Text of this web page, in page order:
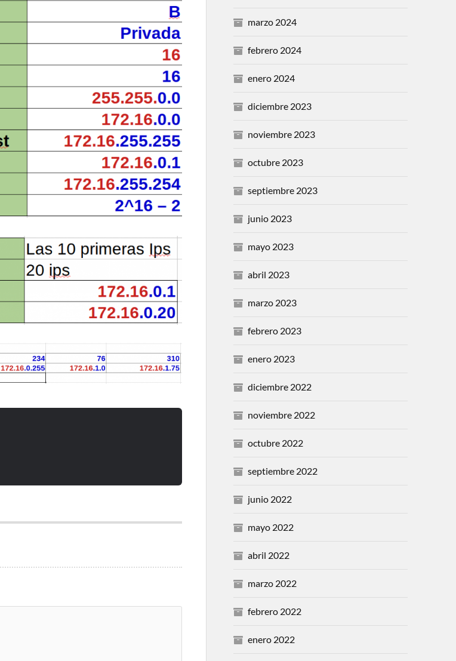
marzo 2024
febrero 2024
enero 2024
diciembre 2023
noviembre 2023
octubre 2023
septiembre 2023
junio 2023
mayo 2023
abril 2023
marzo 2023
febrero 2023
enero 2023
diciembre 2022
noviembre 2022
octubre 2022
septiembre 2022
junio 2022
mayo 2022
abril 2022
marzo 2022
febrero 2022
enero 2022